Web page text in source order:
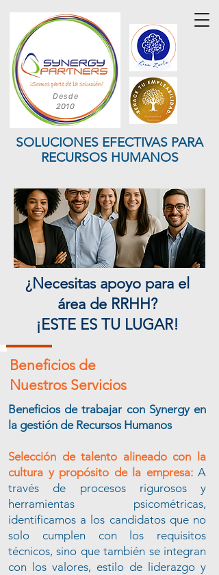
SOLUCIONES EFECTIVAS PARA
RECURSOS HUMANOS
Desde
2010
¿Necesitas apoyo para el
área de RRHH?
¡ESTE ES TU LUGAR!
Beneficios de
Nuestros Servicios
Beneficios de trabajar con Synergy en
la gestión de Recursos Humanos
Selección de talento alineado con la
cultura y propósito de la empresa: A
través de procesos rigurosos y
herramientas psicométricas,
identificamos a los candidatos que no
solo cumplen con los requisitos
técnicos, sino que también se integran
con los valores, estilo de liderazgo y